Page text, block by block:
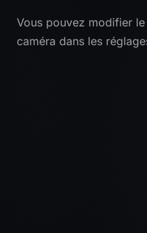
Vous pouvez modifier
caméra dans les